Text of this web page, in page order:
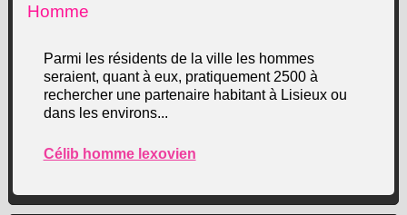
Homme
Parmi les résidents de la ville les hommes
seraient, quant à eux, pratiquement 2500 à
rechercher une partenaire habitant à Lisieux ou
dans les environs...
Célib homme lexovien